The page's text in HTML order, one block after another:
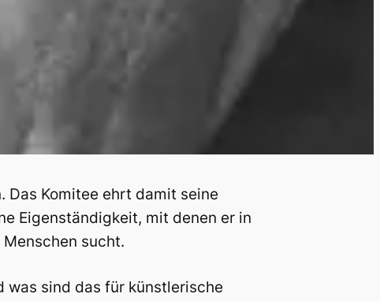
Komitee ehrt damit seine
Eigenständigkeit, mit denen er in
sucht.
sind das für künstlerische